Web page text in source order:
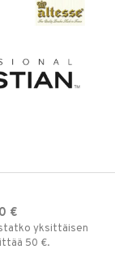
€
yksittäisen
50 €.